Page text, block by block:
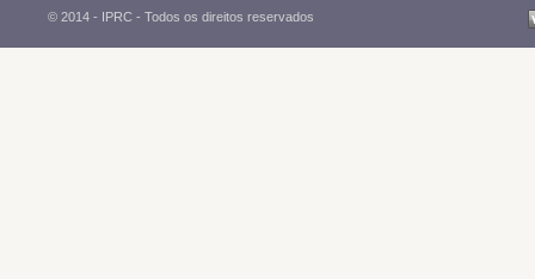
© 2014 - IPRC - Todos os direitos reservados